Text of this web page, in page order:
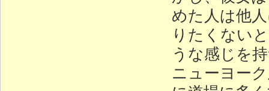
めた人は他
りたくない
うな感じを
ニューヨー